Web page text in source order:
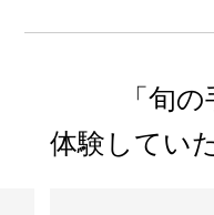
「旬
体験してい